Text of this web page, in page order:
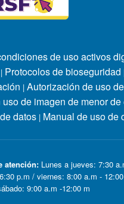
de uso activos
| Protocolos de bioseguridad
| Autorización de uso
de imagen de menor de
datos | Manual de uso de
atención: Lunes a jueves: 7:30
p.m / viernes: 8:00 a.m -
9:00 a.m -12:00 m